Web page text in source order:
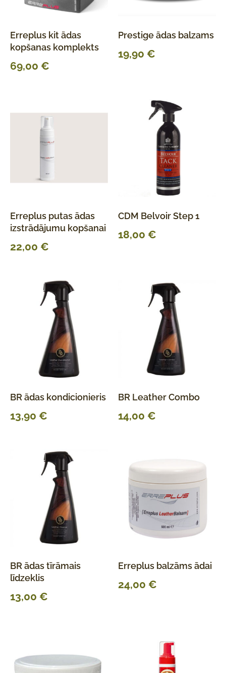
Erreplus kit ādas
kopšanas komplekts
69,00 €
Prestige ādas balzams
19,90 €
Erreplus putas ādas
izstrādājumu kopšanai
22,00 €
CDM Belvoir Step 1
18,00 €
BR ādas kondicionieris
13,90 €
BR Leather Combo
14,00 €
BR ādas tīrāmais
līdzeklis
13,00 €
Erreplus balzāms ādai
24,00 €